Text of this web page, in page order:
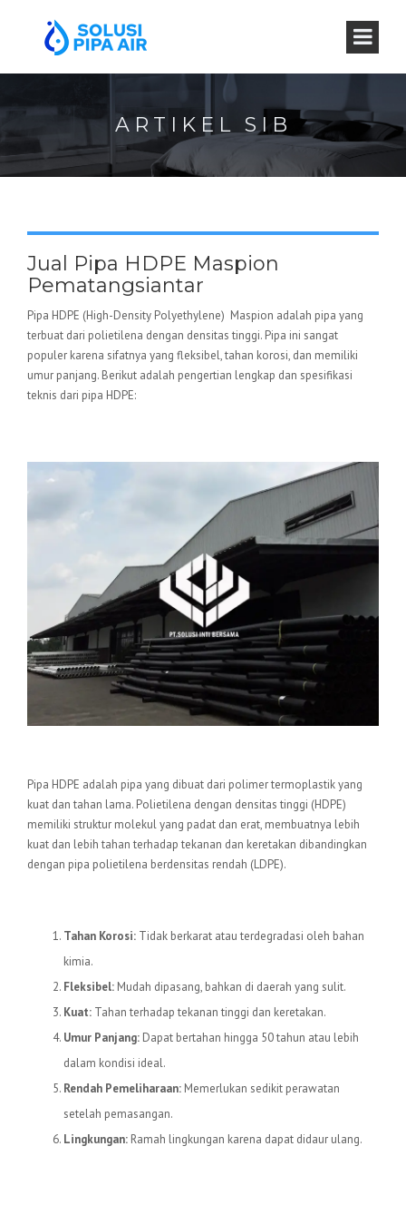
ARTIKEL SIB
Jual Pipa HDPE Maspion
Pematangsiantar
Pipa HDPE (High-Density Polyethylene) Maspion adalah pipa yang
terbuat dari polietilena dengan densitas tinggi. Pipa ini sangat
populer karena sifatnya yang fleksibel, tahan korosi, dan memiliki
umur panjang. Berikut adalah pengertian lengkap dan spesifikasi
teknis dari pipa HDPE:
Pipa HDPE adalah pipa yang dibuat dari polimer termoplastik yang
kuat dan tahan lama. Polietilena dengan densitas tinggi (HDPE)
memiliki struktur molekul yang padat dan erat, membuatnya lebih
kuat dan lebih tahan terhadap tekanan dan keretakan dibandingkan
dengan pipa polietilena berdensitas rendah (LDPE).
Tahan Korosi: Tidak berkarat atau terdegradasi oleh bahan
kimia.
Fleksibel: Mudah dipasang, bahkan di daerah yang sulit.
Kuat: Tahan terhadap tekanan tinggi dan keretakan.
Umur Panjang: Dapat bertahan hingga 50 tahun atau lebih
dalam kondisi ideal.
Rendah Pemeliharaan: Memerlukan sedikit perawatan
setelah pemasangan.
Lingkungan: Ramah lingkungan karena dapat didaur ulang.